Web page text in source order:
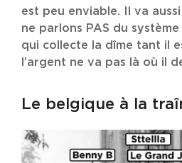
est peu enviable. Il va
ne parlons PAS du
qui collecte la dîme tant il
l’argent ne va pas là où il
Le belgique à la